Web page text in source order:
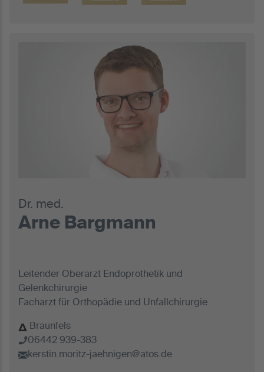
Dr. med.
Arne Bargmann
Leitender Oberarzt Endoprothetik und
Gelenkchirurgie
Facharzt für Orthopädie und Unfallchirurgie
Braunfels
06442 939-383
kerstin.moritz-jaehnigen@atos.de